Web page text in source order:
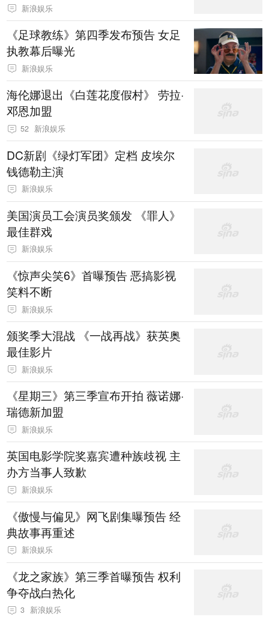
新浪娱乐
《足球教练》第四季发布预告 女足
执教幕后曝光
新浪娱乐
海伦娜退出《白莲花度假村》 劳拉·
邓恩加盟
52 新浪娱乐
DC新剧《绿灯军团》定档 皮埃尔
钱德勒主演
新浪娱乐
美国演员工会演员奖颁发 《罪人》
最佳群戏
新浪娱乐
《惊声尖笑6》首曝预告 恶搞影视
笑料不断
新浪娱乐
颁奖季大混战 《一战再战》获英奥
最佳影片
新浪娱乐
《星期三》第三季宣布开拍 薇诺娜·
瑞德新加盟
新浪娱乐
英国电影学院奖嘉宾遭种族歧视 主
办方当事人致歉
新浪娱乐
《傲慢与偏见》网飞剧集曝预告 经
典故事再重述
新浪娱乐
《龙之家族》第三季首曝预告 权利
争夺战白热化
3 新浪娱乐